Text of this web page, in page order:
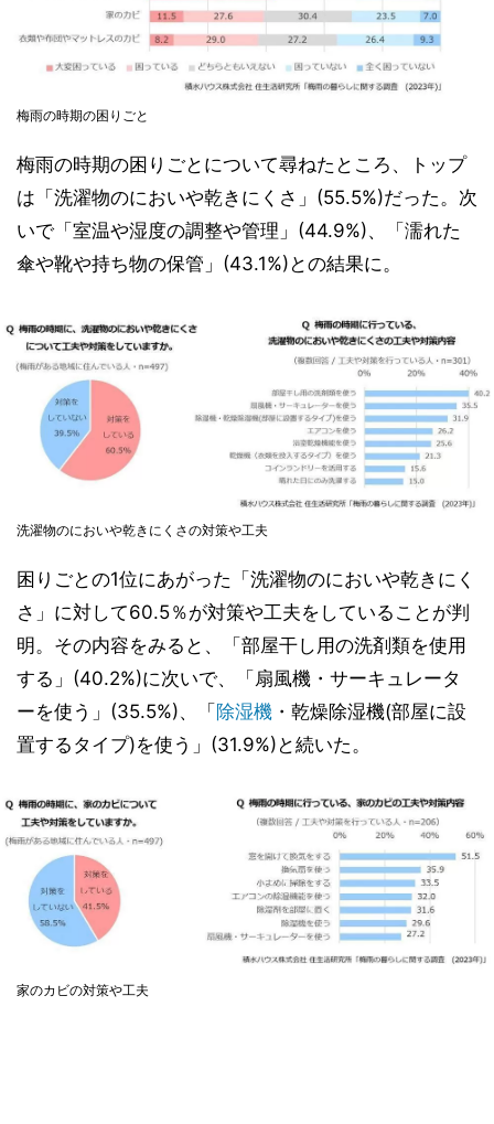
梅雨の時期の困りごと
梅雨の時期の困りごとについて尋ねたところ、トップ
は「洗濯物のにおいや乾きにくさ」(55.5%)だった。次
いで「室温や湿度の調整や管理」(44.9%)、「濡れた
傘や靴や持ち物の保管」(43.1%)との結果に。
洗濯物のにおいや乾きにくさの対策や工夫
困りごとの1位にあがった「洗濯物のにおいや乾きにく
さ」に対して60.5％が対策や工夫をしていることが判
明。その内容をみると、「部屋干し用の洗剤類を使用
する」(40.2%)に次いで、「扇風機・サーキュレータ
ーを使う」(35.5%)、「除湿機 ・乾燥除湿機(部屋に設
置するタイプ)を使う」(31.9%)と続いた。
家のカビの対策や工夫